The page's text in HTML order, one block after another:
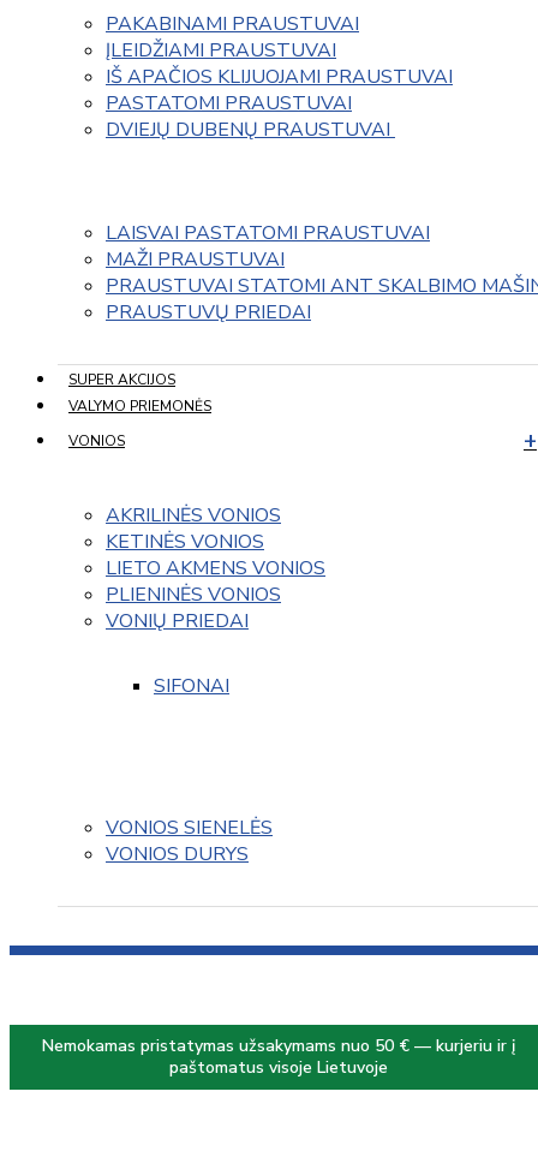
PAKABINAMI PRAUSTUVAI
ĮLEIDŽIAMI PRAUSTUVAI
IŠ APAČIOS KLIJUOJAMI PRAUSTUVAI
PASTATOMI PRAUSTUVAI
DVIEJŲ DUBENŲ PRAUSTUVAI
LAISVAI PASTATOMI PRAUSTUVAI
MAŽI PRAUSTUVAI
PRAUSTUVAI STATOMI ANT SKALBIMO
PRAUSTUVŲ PRIEDAI
SUPER AKCIJOS
VALYMO PRIEMONĖS
VONIOS
AKRILINĖS VONIOS
KETINĖS VONIOS
LIETO AKMENS VONIOS
PLIENINĖS VONIOS
VONIŲ PRIEDAI
SIFONAI
VONIOS SIENELĖS
VONIOS DURYS
Nemokamas pristatymas užsakymams nuo 50 € — kurjeriu ir į
paštomatus visoje Lietuvoje